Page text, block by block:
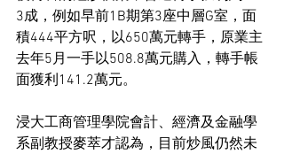
3成，例如早前1B期第3座中層G室，面
積444平方呎，以650萬元轉手，原業主
去年5月一手以508.8萬元購入，轉手帳
面獲利141.2萬元。
浸大工商管理學院會計、經濟及金融學
系副教授麥萃才認為，目前炒風仍然未